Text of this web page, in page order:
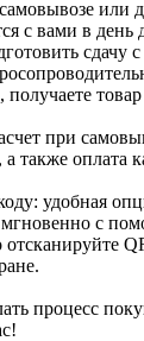
или
с вами в день
при
также оплата
удобная
мгновенно с
отсканируйте
процесс